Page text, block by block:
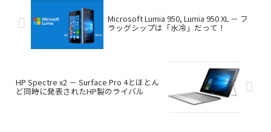
Microsoft Lumia 950, Lumia 950 XL － フ
ラッグシップは「水冷」だって！
HP Spectre x2 － Surface Pro 4とほとん
ど同時に発表されたHP製のライバル